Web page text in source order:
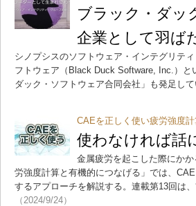
ブラック・ダッ
企業として羽ば
シノプシスのソフトウェア・インテグリテ
フトウェア（Black Duck Software, Inc.）
ダック・ソフトウェア合同会社」も発足して
CAEを正しく使い疲労強度
使わなければ話
金属疲労を起こした際にか
労強度計算と有機的につなげる」では、
するアプローチを解説する。連載第13回は
（2024/9/24）